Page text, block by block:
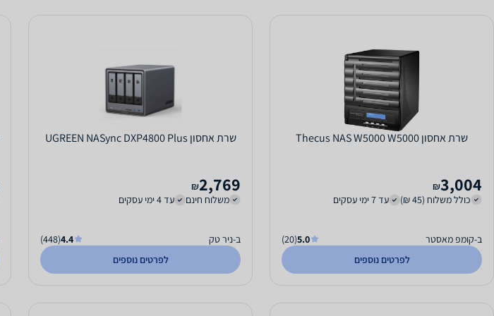
שרת אחסון Thecus NAS W5000 W5000
3,004
₪
כולל משלוח (45 ₪)
עד 7 ימי עסקים
ב-קומפ מאסטר 5.0
(20)
לפרטים נוספים
שרת אחסון UGREEN NASync DXP4800 Plus
2,769
₪
משלוח חינם
עד 4 ימי עסקים
ב-ניר טק 4.4
(448)
לפרטים נוספים